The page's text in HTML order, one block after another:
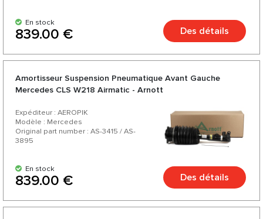
En stock
839.00 € Des détails
Amortisseur Suspension Pneumatique Avant Gauche
Mercedes CLS W218 Airmatic - Arnott
Expéditeur : AEROPIK
Modèle : Mercedes
Original part number : AS-3415 / AS-
3895
En stock
839.00 € Des détails